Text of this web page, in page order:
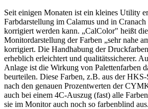
Seit einigen Monaten ist ein kleines Utility
Farbdarstellung im Calamus und in
korrigiert werden kann. „CalColor" heißt
Monitordarstellung der Farben „sehr nahe
korrigiert. Die Handhabung der
erheblich erleichtert und qualitätssicherer.
Anlage ist die Wirkung von Palettenfarben
beurteilen. Diese Farben, z.B. aus der
nach den genauen Prozentwerten der
auch bei einem 4C-Auszug (fast) alle
sie im Monitor auch noch so farbenblind aus.